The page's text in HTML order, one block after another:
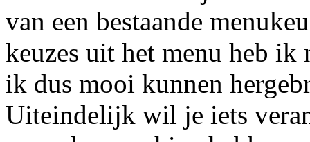
van een bestaande
keuzes uit het menu heb ik
ik dus mooi kunnen
Uiteindelijk wil je iets